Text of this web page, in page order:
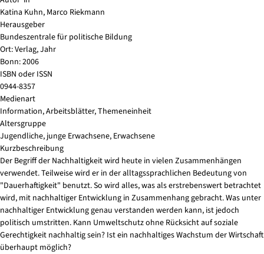
Katina Kuhn, Marco Riekmann
Herausgeber
Bundeszentrale für politische Bildung
Ort: Verlag, Jahr
Bonn: 2006
ISBN oder ISSN
0944-8357
Medienart
Information, Arbeitsblätter, Themeneinheit
Altersgruppe
Jugendliche, junge Erwachsene, Erwachsene
Kurzbeschreibung
Der Begriff der Nachhaltigkeit wird heute in vielen Zusammenhängen
verwendet. Teilweise wird er in der alltagssprachlichen Bedeutung von
"Dauerhaftigkeit" benutzt. So wird alles, was als erstrebenswert betrachtet
wird, mit nachhaltiger Entwicklung in Zusammenhang gebracht. Was unter
nachhaltiger Entwicklung genau verstanden werden kann, ist jedoch
politisch umstritten. Kann Umweltschutz ohne Rücksicht auf soziale
Gerechtigkeit nachhaltig sein? Ist ein nachhaltiges Wachstum der Wirtschaft
überhaupt möglich?